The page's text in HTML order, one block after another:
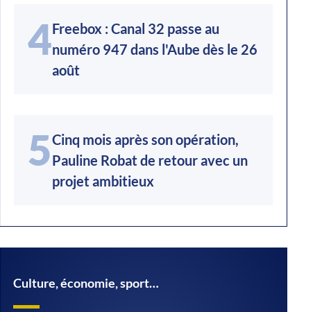
4Freebox : Canal 32 passe au
numéro 947 dans l'Aube dès le 26
août
5Cinq mois après son opération,
Pauline Robat de retour avec un
projet ambitieux
Culture, économie, sport…